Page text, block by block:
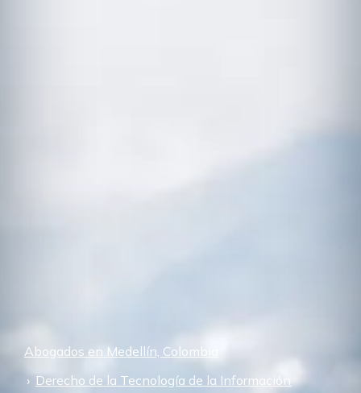
Abogados en Medellín, Colombia
Derecho de la Tecnología de la Información